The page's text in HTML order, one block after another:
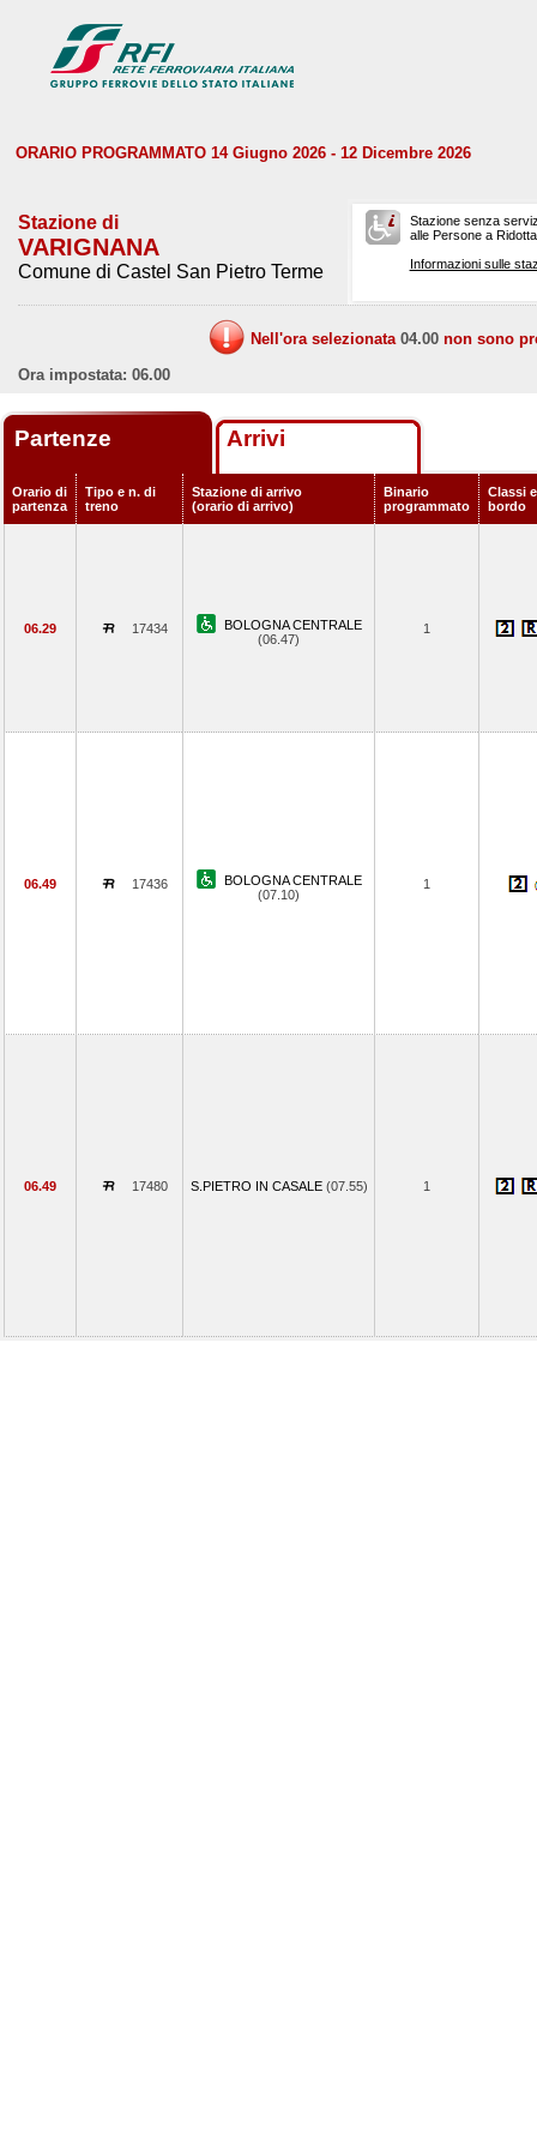
ORARIO PROGRAMMATO 14 Giugno 2026 - 12 Dicembre 2026
Stazione di
VARIGNANA
Comune di Castel San Pietro Terme
Stazione senza
alle Persone a
Informazioni sulle
Nell'ora selezionata 04.00 non sono
Ora impostata: 06.00
Partenze Arrivi
Orario di
partenza
Tipo e n. di
treno
Stazione di arrivo
(orario di arrivo)
Binario
programmato
Classi
bordo
06.29 17434
BOLOGNA CENTRALE
(06.47)
1
06.49 17436
BOLOGNA CENTRALE
(07.10)
1
06.49 17480 S.PIETRO IN CASALE (07.55) 1